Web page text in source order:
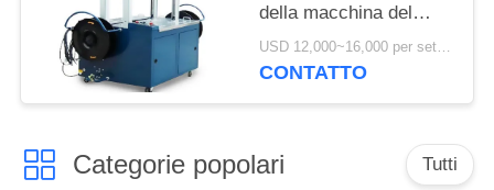
della macchina del
doppio di Manica
contenitore automatico
USD 12,000~16,000 per set MOQ:1 insieme
CONTATTO
Categorie popolari Tutti